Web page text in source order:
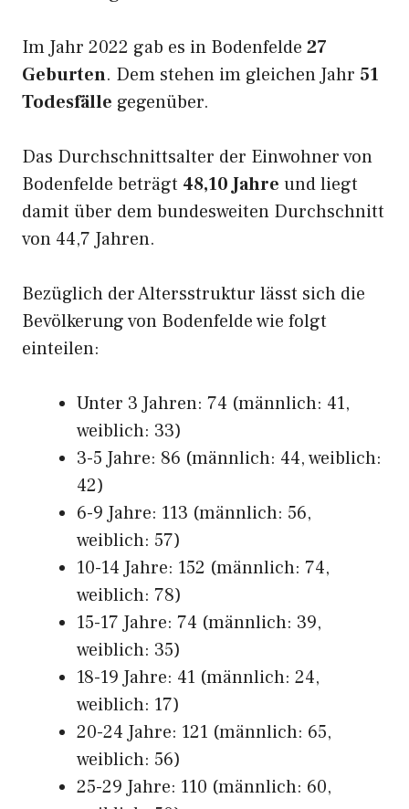
Im Jahr 2022 gab es in Bodenfelde 27
Geburten. Dem stehen im gleichen Jahr 51
Todesfälle gegenüber.
Das Durchschnittsalter der Einwohner von
Bodenfelde beträgt 48,10 Jahre und liegt
damit über dem bundesweiten Durchschnitt
von 44,7 Jahren.
Bezüglich der Altersstruktur lässt sich die
Bevölkerung von Bodenfelde wie folgt
einteilen:
Unter 3 Jahren: 74 (männlich: 41,
weiblich: 33)
3-5 Jahre: 86 (männlich: 44, weiblich:
42)
6-9 Jahre: 113 (männlich: 56,
weiblich: 57)
10-14 Jahre: 152 (männlich: 74,
weiblich: 78)
15-17 Jahre: 74 (männlich: 39,
weiblich: 35)
18-19 Jahre: 41 (männlich: 24,
weiblich: 17)
20-24 Jahre: 121 (männlich: 65,
weiblich: 56)
25-29 Jahre: 110 (männlich: 60,